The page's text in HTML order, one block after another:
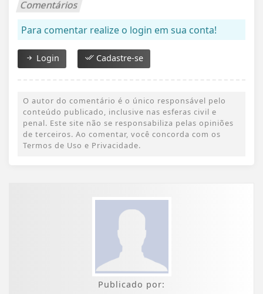
Comentários
Para comentar realize o login em sua conta!
Login Cadastre-se
O autor do comentário é o único responsável pelo
conteúdo publicado, inclusive nas esferas civil e
penal. Este site não se responsabiliza pelas opiniões
de terceiros. Ao comentar, você concorda com os
Termos de Uso e Privacidade.
Publicado por: